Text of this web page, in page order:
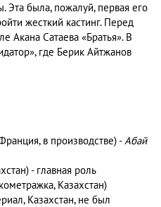
Эта была, пожалуй, первая его
жесткий кастинг. Перед
Акана Сатаева «Братья». В
где Берик Айтжанов
в производстве) - Абай
- главная роль
Казахстан)
Казахстан, не был